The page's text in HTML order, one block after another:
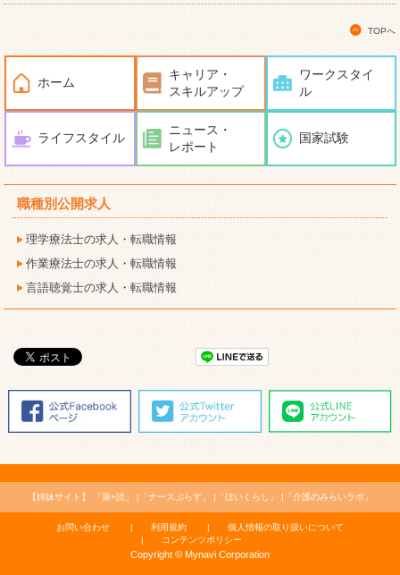
TOPへ
ホーム
キャリア・
スキルアップ
ワークスタイ
ル
ライフスタイル
ニュース・
レポート
国家試験
職種別公開求人
理学療法士の求人・転職情報
作業療法士の求人・転職情報
言語聴覚士の求人・転職情報
【姉妹サイト】 「薬+読」 「ナースぷらす」 「ほいくらし」 「介護のみらいラボ」
お問い合わせ 利用規約
個人情報の取り扱いについて
コンテンツポリシー
Copyright © Mynavi Corporation